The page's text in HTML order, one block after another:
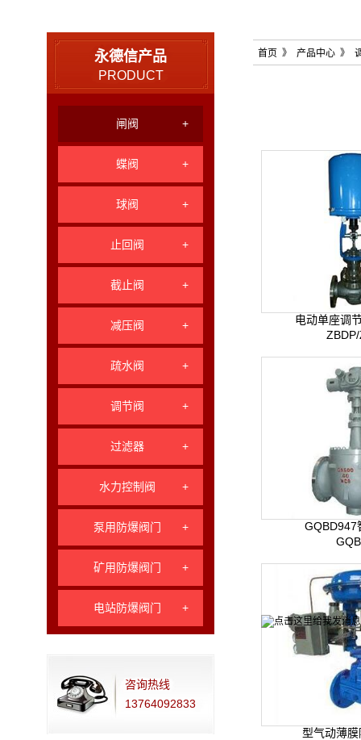
永德信产品
PRODUCT
闸阀 +
蝶阀 +
球阀 +
止回阀 +
截止阀 +
减压阀 +
疏水阀 +
调节阀 +
过滤器 +
水力控制阀 +
泵用防爆阀门 +
矿用防爆阀门 +
电站防爆阀门 +
咨询热线
13764092833
首页 》 产品中心 》
电动单座调
GQBD947
型气动薄